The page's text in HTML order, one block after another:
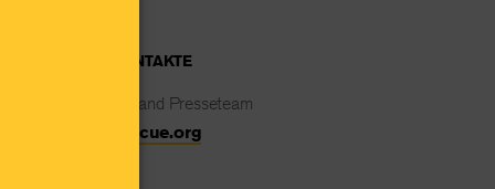
MEDIENKONTAKTE
IRC Deutschland Presseteam
presse@rescue.org